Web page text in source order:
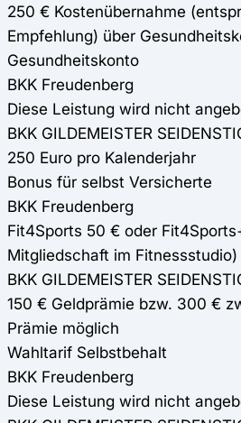
250 € Kostenübernahme
Empfehlung) über
Gesundheitskonto
BKK Freudenberg
Diese Leistung wird nicht
BKK GILDEMEISTER
250 Euro pro Kalenderjahr
Bonus für selbst Versicherte
BKK Freudenberg
Fit4Sports 50 € oder
Mitgliedschaft im Fitnessstudio)
BKK GILDEMEISTER
150 € Geldprämie bzw. 300 €
Prämie möglich
Wahltarif Selbstbehalt
BKK Freudenberg
Diese Leistung wird nicht